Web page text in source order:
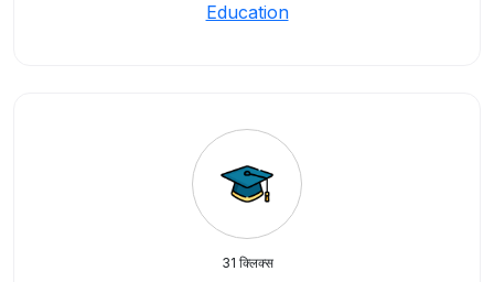
Education
31 क्लिक्स